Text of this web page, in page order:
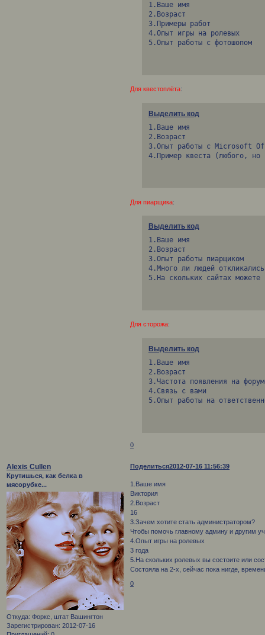
1.Ваше имя
2.Возраст
3.Примеры работ
4.Опыт игры на ролевых
5.Опыт работы с фотошопом
Для квестоплёта:
Выделить код
1.Ваше имя
2.Возраст
3.Опыт работы с Microsoft
4.Пример квеста (любого, но
Для пиарщика:
Выделить код
1.Ваше имя
2.Возраст
3.Опыт работы пиарщиком
4.Много ли людей
5.На скольких сайтах можете
Для сторожа:
Выделить код
1.Ваше имя
2.Возраст
3.Частота появления на
4.Связь с вами
5.Опыт работы на
0
Поделиться2012-07-16 11:56:39
Alexis Cullen
Крутишься, как белка в
мясорубке...
Откуда: Форкс, штат Вашингтон
Зарегистрирован: 2012-07-16
1.Ваше имя
Виктория
2.Возраст
16
3.Зачем хотите стать администратором?
Чтобы помочь главному админу и другим
4.Опыт игры на ролевых
3 года
5.На скольких ролевых вы состоите или
Состояла на 2-х, сейчас пока нигде,
0